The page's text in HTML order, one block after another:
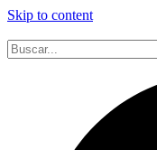
Skip to content